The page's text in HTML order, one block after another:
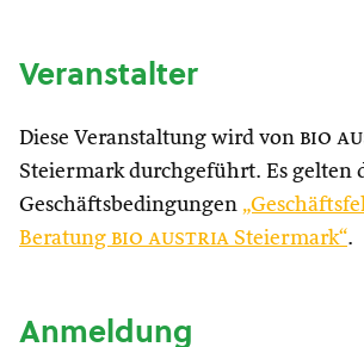
Veranstalter
Diese Veranstaltung wird von bio
Steiermark durchgeführt. Es gelten
Geschäftsbedingungen
Beratung bio austria Steiermark“.
Anmeldung